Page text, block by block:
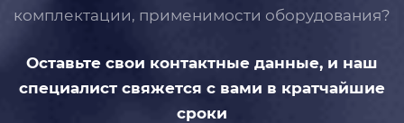
комплектации, применимости оборудования?
Оставьте свои контактные данные, и наш
специалист свяжется с вами в кратчайшие
сроки